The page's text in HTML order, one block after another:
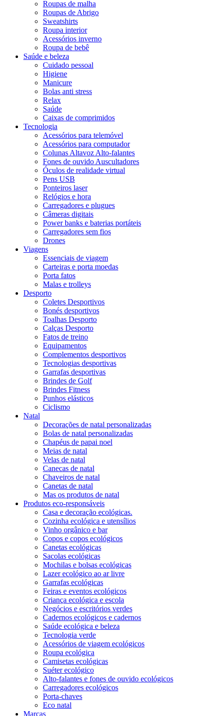
Roupas de malha
Roupas de Abrigo
Sweatshirts
Roupa interior
Acessórios inverno
Roupa de bebê
Saúde e beleza
Cuidado pessoal
Higiene
Manicure
Bolas anti stress
Relax
Saúde
Caixas de comprimidos
Tecnologia
Acessórios para telemóvel
Acessórios para computador
Colunas Altavoz Alto-falantes
Fones de ouvido Auscultadores
Óculos de realidade virtual
Pens USB
Ponteiros laser
Relógios e hora
Carregadores e plugues
Câmeras digitais
Power banks e baterias portáteis
Carregadores sem fios
Drones
Viagens
Essenciais de viagem
Carteiras e porta moedas
Porta fatos
Malas e trolleys
Desporto
Coletes Desportivos
Bonés desportivos
Toalhas Desporto
Calças Desporto
Fatos de treino
Equipamentos
Complementos desportivos
Tecnologias desportivas
Garrafas desportivas
Brindes de Golf
Brindes Fitness
Punhos elásticos
Ciclismo
Natal
Decorações de natal personalizadas
Bolas de natal personalizadas
Chapéus de papai noel
Meias de natal
Velas de natal
Canecas de natal
Chaveiros de natal
Canetas de natal
Mas os produtos de natal
Produtos eco-responsáveis
Casa e decoração ecológicas.
Cozinha ecológica e utensílios
Vinho orgânico e bar
Copos e copos ecológicos
Canetas ecológicas
Sacolas ecológicas
Mochilas e bolsas ecológicas
Lazer ecológico ao ar livre
Garrafas ecológicas
Feiras e eventos ecológicos
Criança ecológica e escola
Negócios e escritórios verdes
Cadernos ecológicos e cadernos
Saúde ecológica e beleza
Tecnologia verde
Acessórios de viagem ecológicos
Roupa ecológica
Camisetas ecológicas
Suéter ecológico
Alto-falantes e fones de ouvido ecológicos
Carregadores ecológicos
Porta-chaves
Eco natal
Marcas